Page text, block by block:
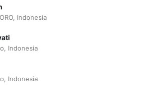
Indonesia
Indonesia
Indonesia